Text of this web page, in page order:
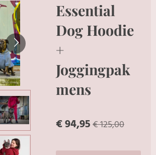
Essential
Dog Hoodie
+
Joggingpak
mens
€ 94,95€ 125,00